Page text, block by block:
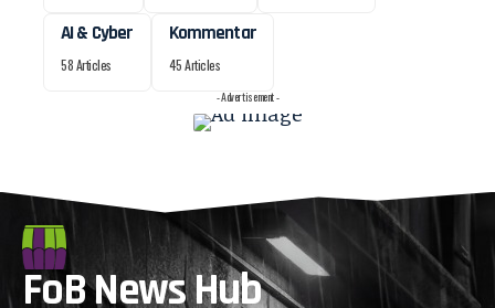
AI & Cyber
58 Articles
Kommentar
45 Articles
- Advertisement -
FoB News Hub